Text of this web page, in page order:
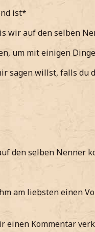
mit gegenseitiger
anspricht*
kannst, dass
dass ich
Gegenwart nicht
ist doch was du
aber Einsicht ist der
Mal nicht
dass du lieber
weil du sollst
ist*
wir auf den selben
um mit einigen
sagen willst, falls du
den selben Nenner
am liebsten einen
einen Kommentar